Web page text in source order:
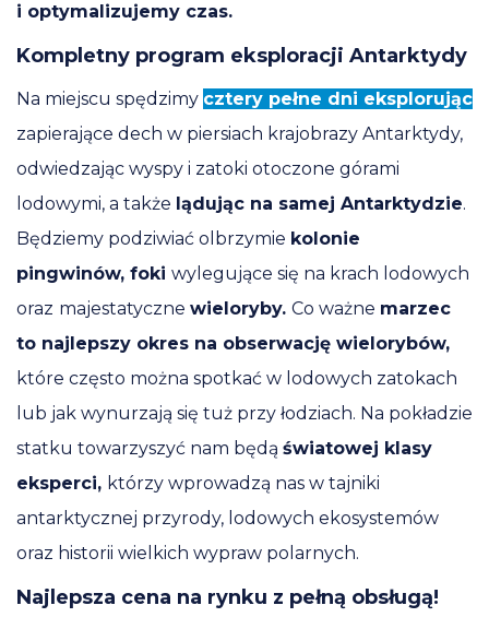
i optymalizujemy czas.
Kompletny program eksploracji Antarktydy
Na miejscu spędzimy cztery pełne dni eksplorując
zapierające dech w piersiach krajobrazy Antarktydy,
odwiedzając wyspy i zatoki otoczone górami
lodowymi, a także lądując na samej Antarktydzie.
Będziemy podziwiać olbrzymie kolonie
pingwinów, foki wylegujące się na krach lodowych
oraz majestatyczne wieloryby. Co ważne marzec
to najlepszy okres na obserwację wielorybów,
które często można spotkać w lodowych zatokach
lub jak wynurzają się tuż przy łodziach. Na pokładzie
statku towarzyszyć nam będą światowej klasy
eksperci, którzy wprowadzą nas w tajniki
antarktycznej przyrody, lodowych ekosystemów
oraz historii wielkich wypraw polarnych.
Najlepsza cena na rynku z pełną obsługą!